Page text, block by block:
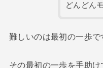
どんどん
難しいのは最初の一歩で
その最初の一歩を手助